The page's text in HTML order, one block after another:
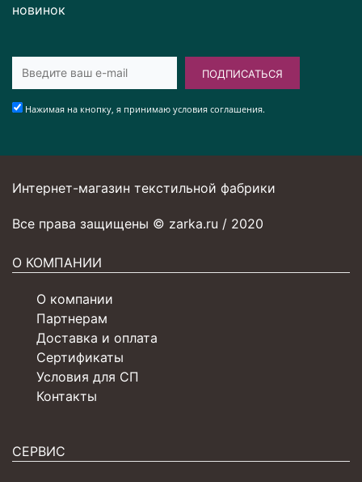
новинок
ПОДПИСАТЬСЯ
Нажимая на кнопку, я принимаю условия соглашения.
Интернет-магазин текстильной фабрики
Все права защищены © zarka.ru / 2020
О КОМПАНИИ
О компании
Партнерам
Доставка и оплата
Сертификаты
Условия для СП
Контакты
СЕРВИС